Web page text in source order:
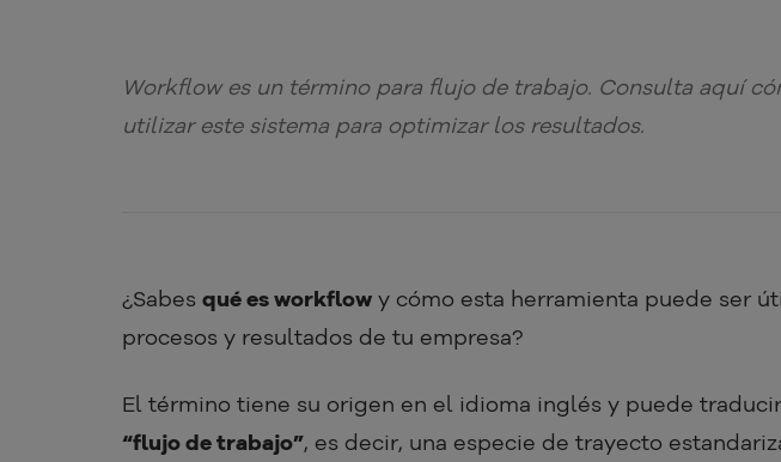
Workflow es un término para flujo de trabajo. Consulta aquí
utilizar este sistema para optimizar los resultados.
¿Sabes qué es workflow y cómo esta herramienta puede ser
procesos y resultados de tu empresa?
El término tiene su origen en el idioma inglés y puede
“flujo de trabajo”, es decir, una especie de trayecto